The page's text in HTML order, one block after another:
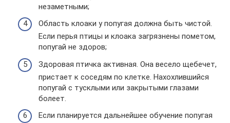
незаметными;
Область клоаки у попугая должна быть чистой.
Если перья птицы и клоака загрязнены пометом,
попугай не здоров;
Здоровая птичка активная. Она весело щебечет,
пристает к соседям по клетке. Нахохлившийся
попугай с тусклыми или закрытыми глазами
болеет.
Если планируется дальнейшее обучение попугая